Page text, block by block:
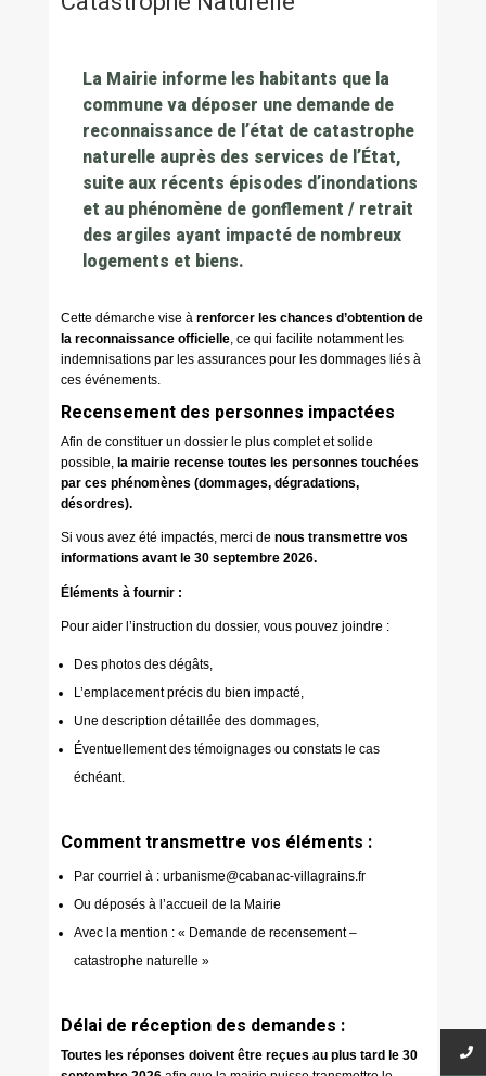
La Mairie informe les habitants que la
commune va déposer une demande de
reconnaissance de l’état de catastrophe
naturelle auprès des services de l’État,
suite aux récents épisodes d’inondations
et au phénomène de gonflement / retrait
des argiles ayant impacté de nombreux
logements et biens.
Cette démarche vise àrenforcer les chances d’obtention de
la reconnaissance officielle, ce qui facilite notamment les
indemnisations par les assurances pour les dommages liés à
ces événements.
Recensement des personnes impactées
Afin de constituer un dossier le plus complet et solide
possible, la mairie recense toutes les personnes touchées
par ces phénomènes (dommages, dégradations,
désordres).
Si vous avez été impactés, merci de nous transmettre vos
informations avant le 30 septembre 2026.
Éléments à fournir :
Pour aider l’instruction du dossier, vous pouvez joindre :
Des photos des dégâts,
L’emplacement précis du bien impacté,
Une description détaillée des dommages,
Éventuellement des témoignages ou constats le cas
échéant.
Comment transmettre vos éléments :
Par courriel à : urbanisme@cabanac-villagrains.fr
Ou déposés à l’accueil de la Mairie
Avec la mention : « Demande de recensement –
catastrophe naturelle »
Délai de réception des demandes :
Toutes les réponses doivent être reçues au plus tard le 30